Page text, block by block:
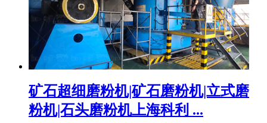
矿石超细磨粉机|矿石磨粉机|立式磨
粉机|石头磨粉机上海科利 ...